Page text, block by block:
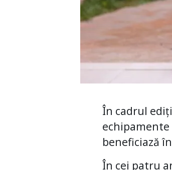
În cadrul
beneficiază
În cei patru